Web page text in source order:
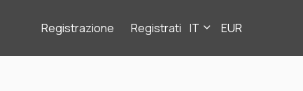
Registrazione Registrati IT EUR